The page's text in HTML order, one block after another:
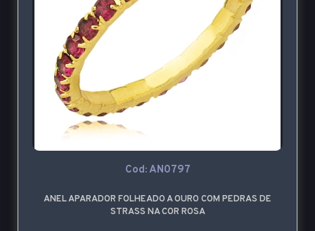
Cod: AN0797
ANEL APARADOR FOLHEADO A OURO COM PEDRAS DE
STRASS NA COR ROSA